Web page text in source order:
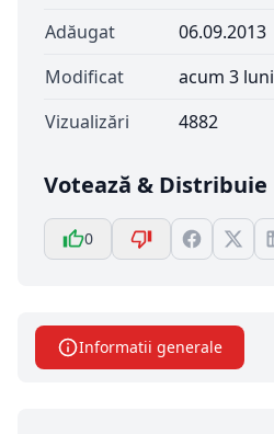
Adăugat
06.09.2013
Modificat
acum 3 luni
Vizualizări
4882
Votează & Distribuie
0
Informatii generale